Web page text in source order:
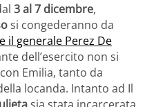
3 al 7 dicembre,
si congederanno da
il generale Perez De
dell’esercito non si
Emilia, tanto da
locanda. Intanto ad Il
sia stata incarcerata